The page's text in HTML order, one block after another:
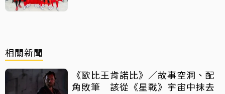
相關新聞
《歐比王肯諾比》／故事空洞、配
角敗筆 該從《星戰》宇宙中抹去